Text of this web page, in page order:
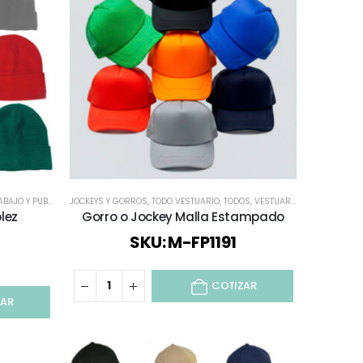
Y PUBLICITARIO ,TODO VESTUARIO,TODOS
JOCKEYS Y GORROS, TODO VESTUARIO, TODOS, VESTUARIO CORPORATIVO
Gorro o Jockey Malla Estampado
SKU: M-FP1191
COTIZAR